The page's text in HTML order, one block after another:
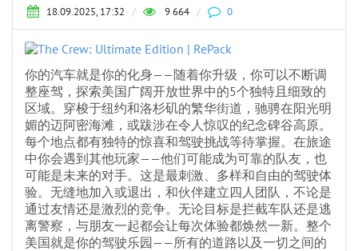
18.09.2025, 17:32 / 9 664 / 0
你的汽车就是你的化身——随着你升级，你可以不断调
整座驾，探索美国广阔开放世界中的5个独特且细致的
区域。穿梭于纽约和洛杉矶的繁华街道，驰骋在阳光明
媚的迈阿密海滩，或跋涉在令人惊叹的纪念碑谷高原。
每个地点都有独特的惊喜和驾驶挑战等待掌握。在旅途
中你会遇到其他玩家——他们可能成为可靠的队友，也
可能是未来的对手。这是最刺激、多样和自由的驾驶体
验。无缝地加入或退出，和伙伴建立四人团队，不论是
通过友情还是激烈的竞争。无论目标是拦截车队还是逃
离警察，与朋友一起都会让每次体验都焕然一新。整个
美国就是你的驾驶乐园——所有的道路以及一切之间的